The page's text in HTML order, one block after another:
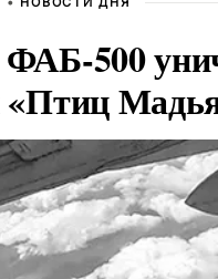
500
«Птиц